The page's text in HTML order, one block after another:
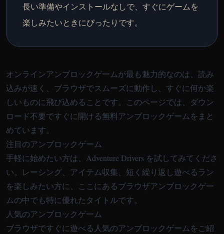
長い準備やインストールなしで、すぐにゲームを
楽しみたいときにぴったりです。
オンラインアンブロックゲームが最も魅力的なのは、読み
込みが速く、ブラウザでスムーズに動作し、すぐに何か楽
しいものに飛び込めることです。このページでは、ダウン
ロード不要ですぐに開ける無料アンブロックゲームをまと
めています。
注目のアンブロックゲーム
手軽に始めたい方は、 Adventure Drivers を試してみてくださ
い。レーシング、アイテム収集、短く繰り返し遊べるラン
を楽しみたい方に、ここにあるブラウザアンブロックゲー
ムの中でも特に優れたタイトルです。
人気のアンブロックゲーム
ブラウザですぐに遊べる人気のアンブロックゲームをご紹